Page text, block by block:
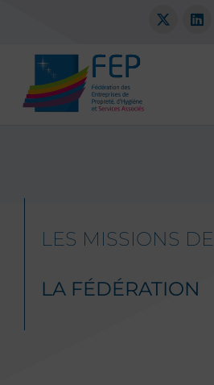
LES MISSIONS DE
LA FÉDÉRATION